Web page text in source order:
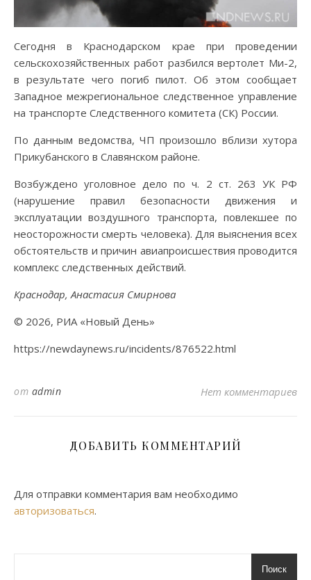
Сегодня в Краснодарском крае при проведении
сельскохозяйственных работ разбился вертолет Ми-2,
в результате чего погиб пилот. Об этом сообщает
Западное межрегиональное следственное управление
на транспорте Следственного комитета (СК) России.
По данным ведомства, ЧП произошло вблизи хутора
Прикубанского в Славянском районе.
Возбуждено уголовное дело по ч. 2 ст. 263 УК РФ
(нарушение правил безопасности движения и
эксплуатации воздушного транспорта, повлекшее по
неосторожности смерть человека). Для выяснения всех
обстоятельств и причин авиапроисшествия проводится
комплекс следственных действий.
Краснодар, Анастасия Смирнова
© 2026, РИА «Новый День»
https://newdaynews.ru/incidents/876522.html
от admin Нет комментариев
ДОБАВИТЬ КОММЕНТАРИЙ
Для отправки комментария вам необходимо
авторизоваться.
Поиск